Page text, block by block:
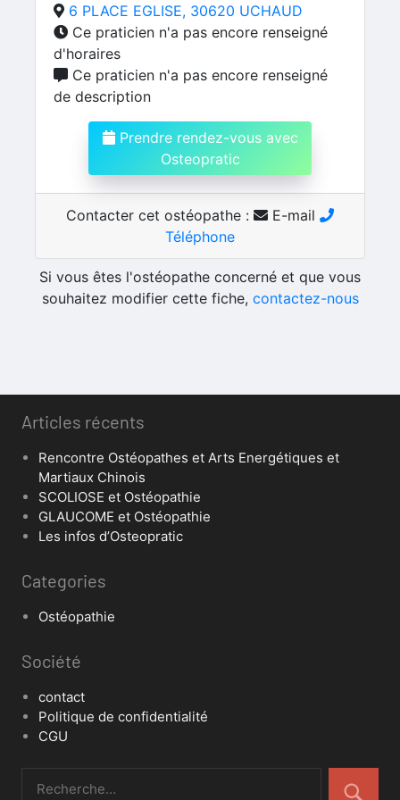
6 PLACE EGLISE, 30620 UCHAUD
Ce praticien n'a pas encore renseigné
d'horaires
Ce praticien n'a pas encore renseigné
de description
Prendre rendez-vous avec
Osteopratic
Contacter cet ostéopathe :
E-mail
Téléphone
Si vous êtes l'ostéopathe concerné et que vous
souhaitez modifier cette fiche, contactez-nous
Articles récents
Rencontre Ostéopathes et Arts Energétiques et
Martiaux Chinois
SCOLIOSE et Ostéopathie
GLAUCOME et Ostéopathie
Les infos d’Osteopratic
Categories
Ostéopathie
Société
contact
Politique de confidentialité
CGU